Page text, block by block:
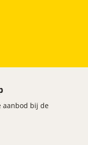
aanbod bij de